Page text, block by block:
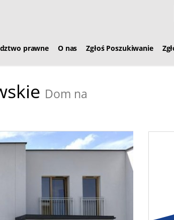
prawne O nas Zgłoś Poszukiwanie
Dom na